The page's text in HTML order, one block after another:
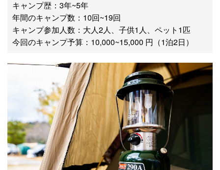
キャンプ歴：3年~5年
年間のキャンプ数：10回~19回
キャンプ参加人数：大人2人、子供1人、ペット1匹
今回のキャンプ予算：10,000~15,000 円（1泊2日）